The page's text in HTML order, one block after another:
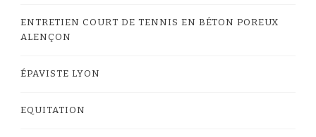
ENTRETIEN COURT DE TENNIS EN BÉTON POREUX
ALENÇON
ÉPAVISTE LYON
EQUITATION